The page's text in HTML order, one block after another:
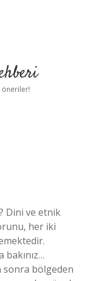
öneriler!
Dini ve etnik
her iki
bakınız…
sonra bölgeden